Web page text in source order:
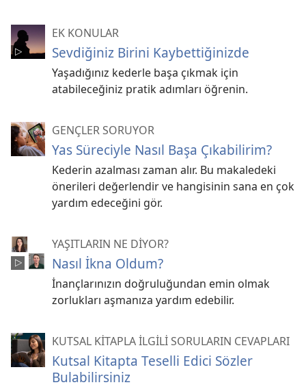
EK KONULAR
Sevdiğiniz Birini Kaybettiğinizde
Yaşadığınız kederle başa çıkmak için
atabileceğiniz pratik adımları öğrenin.
GENÇLER SORUYOR
Yas Süreciyle Nasıl Başa Çıkabilirim?
Kederin azalması zaman alır. Bu makaledeki
önerileri değerlendir ve hangisinin sana en çok
yardım edeceğini gör.
YAŞITLARIN NE DİYOR?
Nasıl İkna Oldum?
İnançlarınızın doğruluğundan emin olmak
zorlukları aşmanıza yardım edebilir.
KUTSAL KİTAPLA İLGİLİ SORULARIN CEVAPLARI
Kutsal Kitapta Teselli Edici Sözler
Bulabilirsiniz